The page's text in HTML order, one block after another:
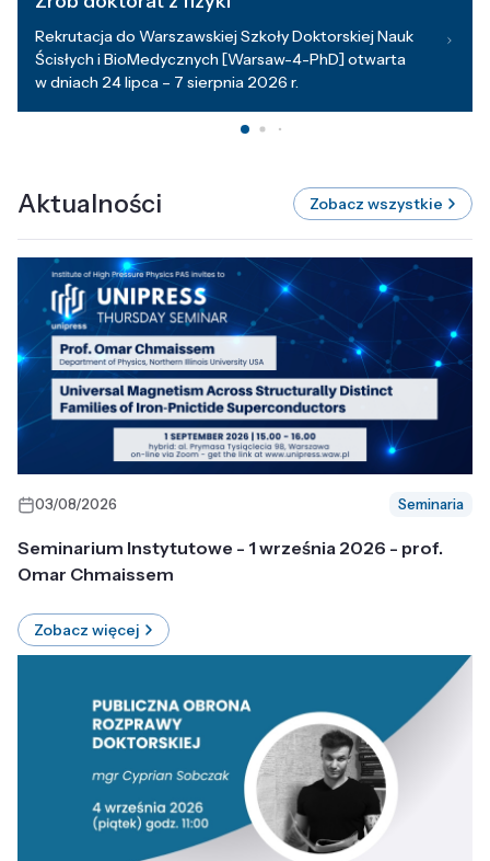
Rekrutacja do Warszawskiej Szkoły Doktorskiej Nauk
Ścisłych i BioMedycznych [Warsaw-4-PhD] otwarta
w dniach 24 lipca – 7 sierpnia 2026 r.
Aktualności Zobacz wszystkie
03/08/2026 Seminaria
Seminarium Instytutowe - 1 września 2026 - prof.
Omar Chmaissem
Zobacz więcej